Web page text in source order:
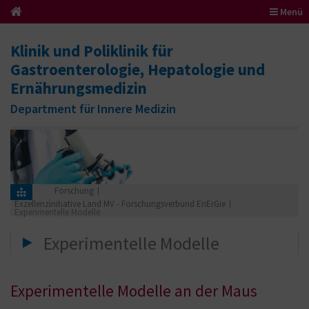
Menü
Klinik und Poliklinik für
Gastroenterologie, Hepatologie und
Ernährungsmedizin
Department für Innere Medizin
Forschung
Exzellenzinitiative Land MV - Forschungsverbund EnErGie
Experimentelle Modelle
Experimentelle Modelle
Experimentelle Modelle an der Maus